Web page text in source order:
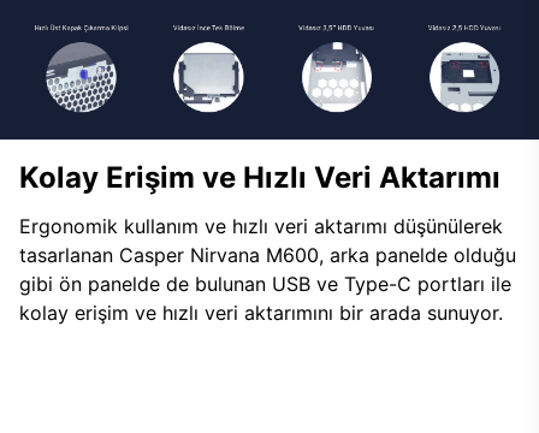
Kolay Erişim ve Hızlı Veri Aktarımı
Ergonomik kullanım ve hızlı veri aktarımı düşünülerek
tasarlanan Casper Nirvana M600, arka panelde olduğu
gibi ön panelde de bulunan USB ve Type-C portları ile
kolay erişim ve hızlı veri aktarımını bir arada sunuyor.